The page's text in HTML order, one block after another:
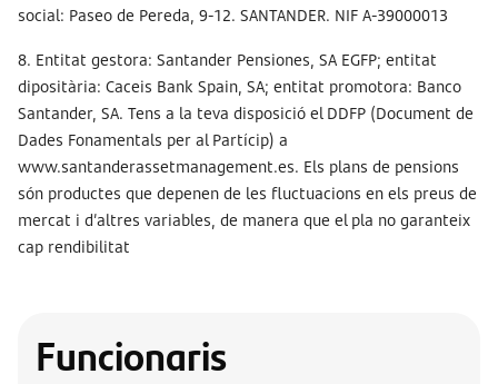
social: Paseo de Pereda, 9-12. SANTANDER. NIF A-39000013
8. Entitat gestora: Santander Pensiones, SA EGFP; entitat
dipositària: Caceis Bank Spain, SA; entitat promotora: Banco
Santander, SA. Tens a la teva disposició el DDFP (Document de
Dades Fonamentals per al Partícip) a
www.santanderassetmanagement.es. Els plans de pensions
són productes que depenen de les fluctuacions en els preus de
mercat i d’altres variables, de manera que el pla no garanteix
cap rendibilitat
Funcionaris